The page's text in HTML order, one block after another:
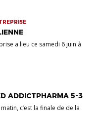
a lieu ce samedi 6 juin à
ADDICTPHARMA 5-3
c’est la finale de de la